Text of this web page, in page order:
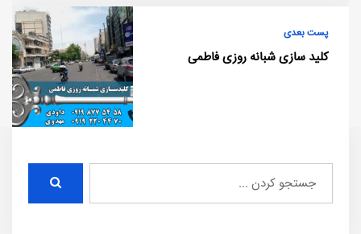
پست بعدی
کلید سازی شبانه روزی فاطمی